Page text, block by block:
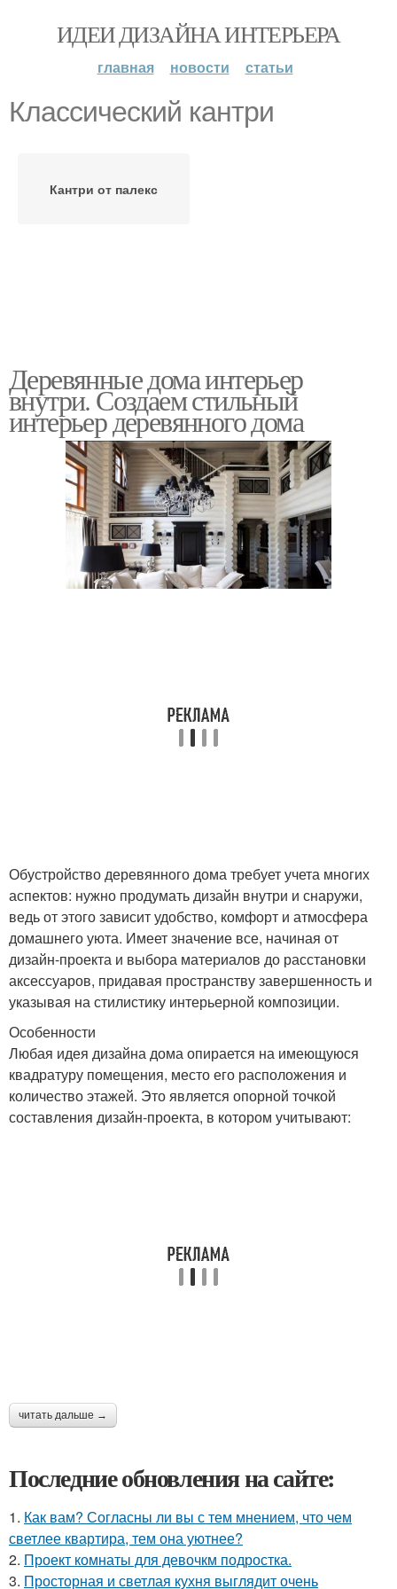
ИДЕИ ДИЗАЙНА ИНТЕРЬЕРА
главная новости статьи
Классический кантри
Кантри от палекс
Деревянные дома интерьер
внутри. Создаем стильный
интерьер деревянного дома
Обустройство деревянного дома требует учета многих
аспектов: нужно продумать дизайн внутри и снаружи,
ведь от этого зависит удобство, комфорт и атмосфера
домашнего уюта. Имеет значение все, начиная от
дизайн-проекта и выбора материалов до расстановки
аксессуаров, придавая пространству завершенность и
указывая на стилистику интерьерной композиции.
Особенности
Любая идея дизайна дома опирается на имеющуюся
квадратуру помещения, место его расположения и
количество этажей. Это является опорной точкой
составления дизайн-проекта, в котором учитывают:
читать дальше →
Последние обновления на сайте:
1. Как вам? Согласны ли вы с тем мнением, что чем
светлее квартира, тем она уютнее?
2. Проект комнаты для девочкм подростка.
3. Просторная и светлая кухня выглядит очень